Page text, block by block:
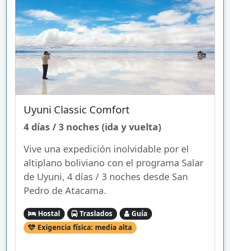
Uyuni Classic Comfort
4 días / 3 noches (ida y vuelta)
Vive una expedición inolvidable por el
altiplano boliviano con el programa Salar
de Uyuni, 4 días / 3 noches desde San
Pedro de Atacama.
Hostal Traslados
Guía
Exigencia física: media alta